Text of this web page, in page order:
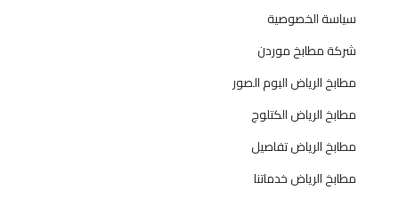
سياسة الخصوصية
شركة مطابخ موردن
مطابخ الرياض البوم الصور
مطابخ الرياض الكتلوج
مطابخ الرياض تفاصيل
مطابخ الرياض خدماتنا